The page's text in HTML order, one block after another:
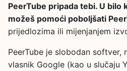
PeerTube pripada tebi. U bilo
možeš pomoći poboljšati
prijedlozima ili mijenjanjem
PeerTube je slobodan softver,
vlasnik Google (kao u slučaju